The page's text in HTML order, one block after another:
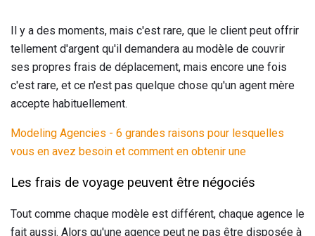
Il y a des moments, mais c'est rare, que le client peut offrir
tellement d'argent qu'il demandera au modèle de couvrir
ses propres frais de déplacement, mais encore une fois
c'est rare, et ce n'est pas quelque chose qu'un agent mère
accepte habituellement.
Modeling Agencies - 6 grandes raisons pour lesquelles
vous en avez besoin et comment en obtenir une
Les frais de voyage peuvent être négociés
Tout comme chaque modèle est différent, chaque agence le
fait aussi. Alors qu'une agence peut ne pas être disposée à